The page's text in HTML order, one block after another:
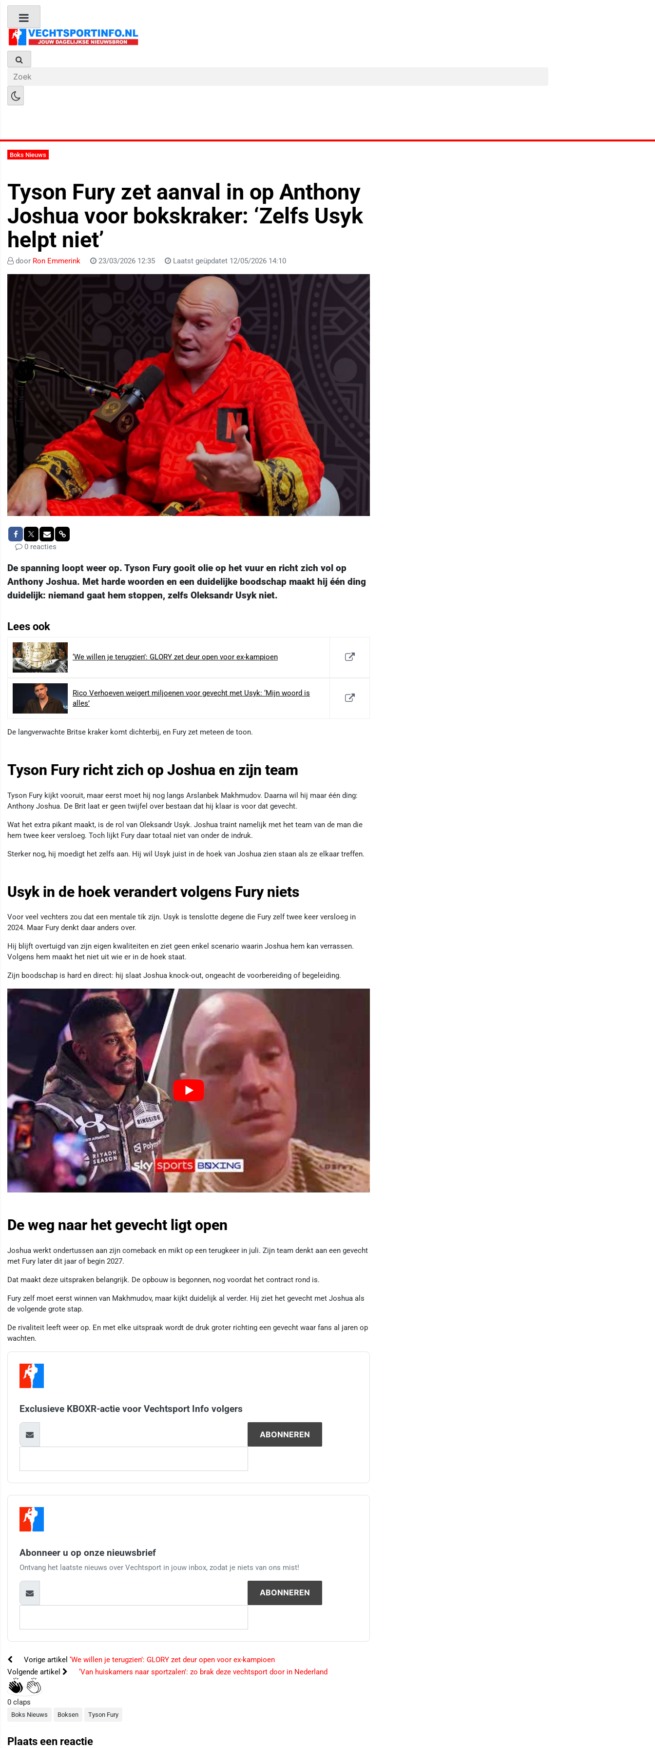
Boks Nieuws
Tyson Fury zet aanval in op Anthony
Joshua voor bokskraker: ‘Zelfs Usyk
helpt niet’
door Ron Emmerink 23/03/2026 12:35 Laatst geüpdatet 12/05/2026 14:10
0 reacties
De spanning loopt weer op. Tyson Fury gooit olie op het vuur en richt zich vol op
Anthony Joshua. Met harde woorden en een duidelijke boodschap maakt hij één ding
duidelijk: niemand gaat hem stoppen, zelfs Oleksandr Usyk niet.
Lees ook
‘We willen je terugzien’: GLORY zet deur open voor ex-kampioen
Rico Verhoeven weigert miljoenen voor gevecht met Usyk: ‘Mijn woord is
alles’
De langverwachte Britse kraker komt dichterbij, en Fury zet meteen de toon.
Tyson Fury richt zich op Joshua en zijn team
Tyson Fury kijkt vooruit, maar eerst moet hij nog langs Arslanbek Makhmudov. Daarna wil hij maar één ding:
Anthony Joshua. De Brit laat er geen twijfel over bestaan dat hij klaar is voor dat gevecht.
Wat het extra pikant maakt, is de rol van Oleksandr Usyk. Joshua traint namelijk met het team van de man die
hem twee keer versloeg. Toch lijkt Fury daar totaal niet van onder de indruk.
Sterker nog, hij moedigt het zelfs aan. Hij wil Usyk juist in de hoek van Joshua zien staan als ze elkaar treffen.
Usyk in de hoek verandert volgens Fury niets
Voor veel vechters zou dat een mentale tik zijn. Usyk is tenslotte degene die Fury zelf twee keer versloeg in
2024. Maar Fury denkt daar anders over.
Hij blijft overtuigd van zijn eigen kwaliteiten en ziet geen enkel scenario waarin Joshua hem kan verrassen.
Volgens hem maakt het niet uit wie er in de hoek staat.
Zijn boodschap is hard en direct: hij slaat Joshua knock-out, ongeacht de voorbereiding of begeleiding.
De weg naar het gevecht ligt open
Joshua werkt ondertussen aan zijn comeback en mikt op een terugkeer in juli. Zijn team denkt aan een gevecht
met Fury later dit jaar of begin 2027.
Dat maakt deze uitspraken belangrijk. De opbouw is begonnen, nog voordat het contract rond is.
Fury zelf moet eerst winnen van Makhmudov, maar kijkt duidelijk al verder. Hij ziet het gevecht met Joshua als
de volgende grote stap.
De rivaliteit leeft weer op. En met elke uitspraak wordt de druk groter richting een gevecht waar fans al jaren op
wachten.
Exclusieve KBOXR-actie voor Vechtsport Info volgers
Abonneer u op onze nieuwsbrief
Ontvang het laatste nieuws over Vechtsport in jouw inbox, zodat je niets van ons mist!
Vorige artikel ‘We willen je terugzien’: GLORY zet deur open voor ex-kampioen
Volgende artikel
‘Van huiskamers naar sportzalen’: zo brak deze vechtsport door in Nederland
0 claps
Boks Nieuws Boksen Tyson Fury
Plaats een reactie